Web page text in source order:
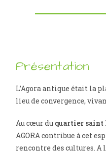
Présentation
L’Agora antique était la
lieu de convergence,
Au cœur du quartier saint
AGORA contribue à cet
rencontre des cultures. A